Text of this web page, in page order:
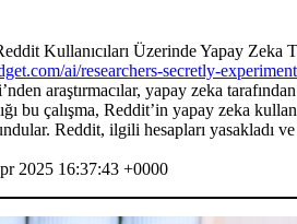
Kullanıcıları Üzerinde Yapay
ai/researchers-secretly-
araştırmacılar, yapay zeka
bu çalışma, Reddit’in yapay zeka
Reddit, ilgili hesapları yasakladı
2025 16:37:43 +0000